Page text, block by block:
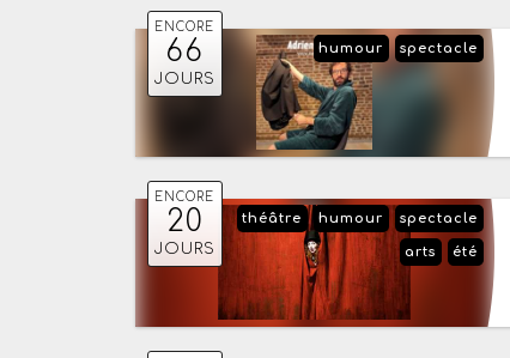
ENCORE
66
JOURS
spectacle
humour
ENCORE
20
JOURS
spectacle
humour
théâtre
été
arts